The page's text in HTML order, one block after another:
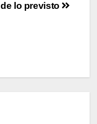
de lo previsto